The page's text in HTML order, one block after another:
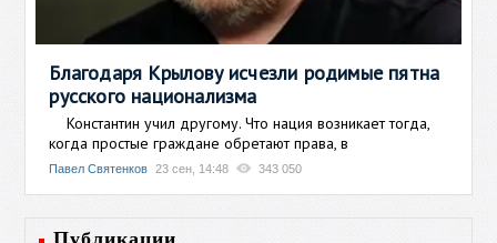
Благодаря Крылову исчезли родимые пятна
русского национализма
Константин учил другому. Что нация возникает тогда,
когда простые граждане обретают права, в
Павел Святенков 23 сен, 14:48 343 050
Публикации